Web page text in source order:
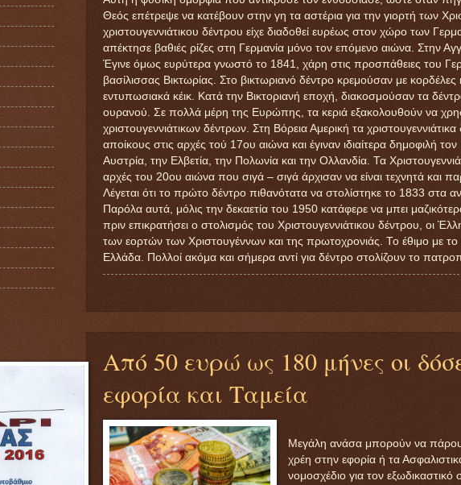
Θεός επέτρεψε να κατέβουν στην γη τα αστέρια για την γιορτή των
χριστουγεννιάτικου δέντρου είχε διαδοθεί ευρέως στον χώρο των
απέκτησε βαθιές ρίζες στη Γερμανία μόνο τον επόμενο αιώνα. Στην
Έγινε όμως ευρύτερα γνωστό το 1841, χάρη στις προσπάθειες του
βασίλισσας Βικτωρίας. Στο βικτωριανό δέντρο κρεμούσαν με κορδέλες
εντυπωσιακά κέικ. Κατά την Βικτοριανή εποχή, διακοσμούσαν τα
ουρανού. Σε πολλά μέρη της Ευρώπης, τα κεριά εξακολουθούν να
χριστουγεννιάτικων δέντρων. Στη Βόρεια Αμερική τα
αποίκους στις αρχές τού 17ου αιώνα και έγιναν ιδιαίτερα δημοφιλή
Αυστρία, την Ελβετία, την Πολωνία και την Ολλανδία. Τα
αρχές του 20ου αιώνα που σιγά – σιγά άρχισαν να είναι τεχνητά και
Λέγεται ότι το πρώτο δέντρο πιθανότατα να στολίστηκε το 1833 στα
Παρόλα αυτά, μόλις την δεκαετία του 1950 κατάφερε να μπει
πριν επικρατήσει ο στολισμός του Χριστουγεννιάτικου δέντρου, οι
των εορτών των Χριστουγέννων και της πρωτοχρονιάς. Το έθιμο με το
Ελλάδα. Πολλοί ακόμα και σήμερα αντί για δέντρο στολίζουν το
Από 50 ευρώ ως 180 μήνες οι
εφορία και Ταμεία
Μεγάλη ανάσα μπορούν να πάρουν
χρέη στην εφορία ή τα
νομοσχέδιο για τον